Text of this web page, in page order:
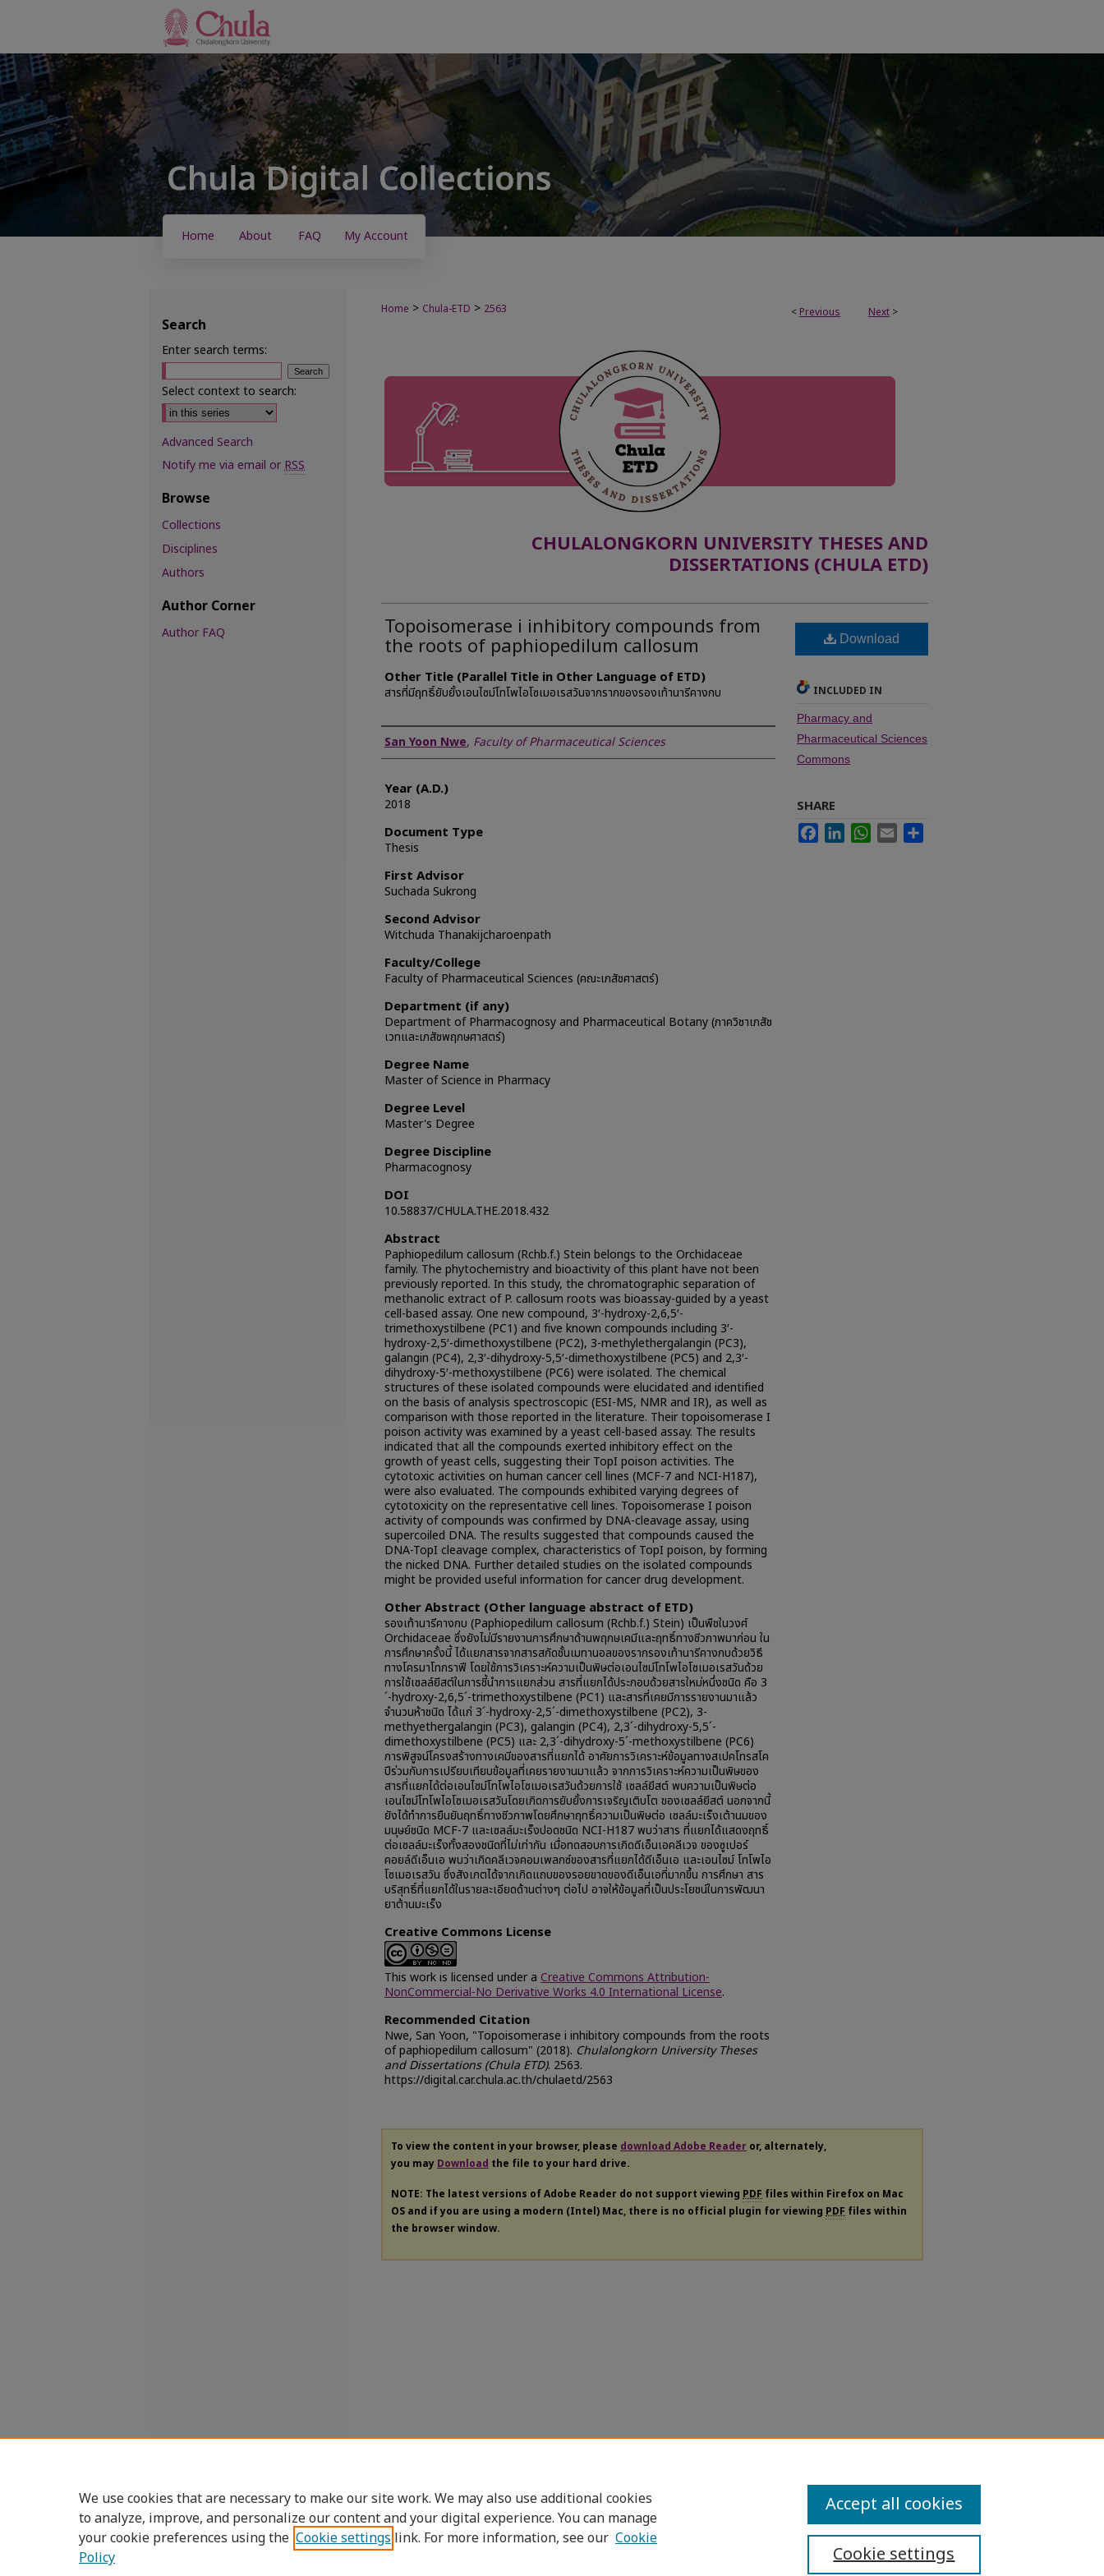
Home About FAQ My Account
< Previous Next >
Home > Chula-ETD > 2563
CHULALONGKORN UNIVERSITY THESES AND
DISSERTATIONS (CHULA ETD)
Topoisomerase i inhibitory compounds from
the roots of paphiopedilum callosum
Other Title (Parallel Title in Other Language of ETD)
สารที่มีฤทธิ์ยับยั้งเอนไซม์โทโพไอโซเมอเรสวันจากรากของรองเท้านารีคางกบ
Author
San Yoon Nwe, Faculty of Pharmaceutical Sciences
Year (A.D.)
2018
Document Type
Thesis
First Advisor
Suchada Sukrong
Second Advisor
Witchuda Thanakijcharoenpath
Faculty/College
Faculty of Pharmaceutical Sciences (คณะเภสัชศาสตร์)
Department (if any)
Department of Pharmacognosy and Pharmaceutical Botany (ภาควิชาเภสัช
เวทและเภสัชพฤกษศาสตร์)
Degree Name
Master of Science in Pharmacy
Degree Level
Master's Degree
Degree Discipline
Pharmacognosy
DOI
10.58837/CHULA.THE.2018.432
Abstract
Paphiopedilum callosum (Rchb.f.) Stein belongs to the Orchidaceae
family. The phytochemistry and bioactivity of this plant have not been
previously reported. In this study, the chromatographic separation of
methanolic extract of P. callosum roots was bioassay-guided by a yeast
cell-based assay. One new compound, 3′-hydroxy-2,6,5′-
trimethoxystilbene (PC1) and five known compounds including 3′-
hydroxy-2,5′-dimethoxystilbene (PC2), 3-methylethergalangin (PC3),
galangin (PC4), 2,3′-dihydroxy-5,5′-dimethoxystilbene (PC5) and 2,3′-
dihydroxy-5′-methoxystilbene (PC6) were isolated. The chemical
structures of these isolated compounds were elucidated and identified
on the basis of analysis spectroscopic (ESI-MS, NMR and IR), as well as
comparison with those reported in the literature. Their topoisomerase I
poison activity was examined by a yeast cell-based assay. The results
indicated that all the compounds exerted inhibitory effect on the
growth of yeast cells, suggesting their TopI poison activities. The
cytotoxic activities on human cancer cell lines (MCF-7 and NCI-H187),
were also evaluated. The compounds exhibited varying degrees of
cytotoxicity on the representative cell lines. Topoisomerase I poison
activity of compounds was confirmed by DNA-cleavage assay, using
supercoiled DNA. The results suggested that compounds caused the
DNA-TopI cleavage complex, characteristics of TopI poison, by forming
the nicked DNA. Further detailed studies on the isolated compounds
might be provided useful information for cancer drug development.
Other Abstract (Other language abstract of ETD)
รองเท้านารีคางกบ (Paphiopedilum callosum (Rchb.f.) Stein) เป็นพืชในวงศ์
Orchidaceae ซึ่งยังไม่มีรายงานการศึกษาด้านพฤกษเคมีและฤทธิ์ทางชีวภาพมาก่อน ใน
การศึกษาครั้งนี้ ได้แยกสารจากสารสกัดชั้นเมทานอลของรากรองเท้านารีคางกบด้วยวิธี
ทางโครมาโทกราฟี โดยใช้การวิเคราะห์ความเป็นพิษต่อเอนไซม์โทโพไอโซเมอเรสวันด้วย
การใช้เซลล์ยีสต์ในการชี้นำการแยกส่วน สารที่แยกได้ประกอบด้วยสารใหม่หนึ่งชนิด คือ 3
´-hydroxy-2,6,5´-trimethoxystilbene (PC1) และสารที่เคยมีการรายงานมาแล้ว
จำนวนห้าชนิด ได้แก่ 3´-hydroxy-2,5´-dimethoxystilbene (PC2), 3-
methyethergalangin (PC3), galangin (PC4), 2,3´-dihydroxy-5,5´-
dimethoxystilbene (PC5) และ 2,3´-dihydroxy-5´-methoxystilbene (PC6)
การพิสูจน์โครงสร้างทางเคมีของสารที่แยกได้ อาศัยการวิเคราะห์ข้อมูลทางสเปคโทรสโค
ปีร่วมกับการเปรียบเทียบข้อมูลที่เคยรายงานมาแล้ว จากการวิเคราะห์ความเป็นพิษของ
สารที่แยกได้ต่อเอนไซม์โทโพไอโซเมอเรสวันด้วยการใช้ เซลล์ยีสต์ พบความเป็นพิษต่อ
เอนไซม์โทโพไอโซเมอเรสวันโดยเกิดการยับยั้งการเจริญเติบโต ของเซลล์ยีสต์ นอกจากนี้
ยังได้ทำการยืนยันฤทธิ์ทางชีวภาพโดยศึกษาฤทธิ์ความเป็นพิษต่อ เซลล์มะเร็งเต้านมของ
มนุษย์ชนิด MCF-7 และเซลล์มะเร็งปอดชนิด NCI-H187 พบว่าสาร ที่แยกได้แสดงฤทธิ์
ต่อเซลล์มะเร็งทั้งสองชนิดที่ไม่เท่ากัน เมื่อทดสอบการเกิดดีเอ็นเอคลีเวจ ของซูเปอร์
คอยล์ดีเอ็นเอ พบว่าเกิดคลีเวจคอมเพลกซ์ของสารที่แยกได้ดีเอ็นเอ และเอนไซม์ โทโพไอ
โซเมอเรสวัน ซึ่งสังเกตได้จากเกิดแถบของรอยขาดของดีเอ็นเอที่มากขึ้น การศึกษา สาร
บริสุทธิ์ที่แยกได้ในรายละเอียดด้านต่างๆ ต่อไป อาจให้ข้อมูลที่เป็นประโยชน์ในการพัฒนา
ยาต้านมะเร็ง
Creative Commons License
This work is licensed under a Creative Commons Attribution-
NonCommercial-No Derivative Works 4.0 International License.
Recommended Citation
Nwe, San Yoon, "Topoisomerase i inhibitory compounds from the roots
of paphiopedilum callosum" (2018). Chulalongkorn University Theses
and Dissertations (Chula ETD). 2563.
https://digital.car.chula.ac.th/chulaetd/2563
Download
INCLUDED IN
Pharmacy and
Pharmaceutical Sciences
Commons
SHARE
FacebookLinkedInWhatsApp
Email
To view the content in your browser, please download Adobe Reader or, alternately,
you may Download the file to your hard drive.
NOTE: The latest versions of Adobe Reader do not support viewing PDF files within Firefox on Mac
OS and if you are using a modern (Intel) Mac, there is no official plugin for viewing PDF files within
the browser window.
Search
Enter search terms:
Select context to search:
Advanced Search
Notify me via email orRSS
Browse
Collections
Disciplines
Authors
Author Corner
Author FAQ
Accessibility Statement
We use cookies that are necessary to make our site work. We may also use additional cookies
to analyze, improve, and personalize our content and your digital experience. You can manage
your cookie preferences using the Cookie settings link. For more information, see our Cookie
Policy
Cookie settings
Accept all cookies